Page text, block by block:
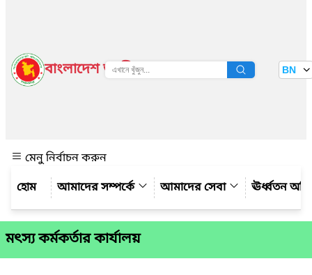
বাংলাদেশ জাতীয় তথ্য বাতায়ন BN
মেনু নির্বাচন করুন
আমাদের সম্পর্কে
আমাদের সেবা ঊর্ধ্বতন
মৎস্য কর্মকর্তার কার্যালয়